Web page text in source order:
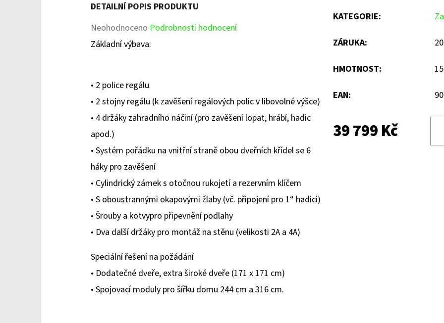
DETAILNÍ POPIS PRODUKTU
Průměrné
hodnocení
hvězdiček.
Neohodnoceno Podrobnosti hodnocení
Základní výbava:
• 2 police regálu
• 2 stojny regálu (k zavěšení regálových polic v libovolné výšce)
• 4 držáky zahradního náčiní (pro zavěšení lopat, hrábí, hadic
apod.)
• Systém pořádku na vnitřní straně obou dveřních křídel se 6
háky pro zavěšení
• Cylindrický zámek s otočnou rukojetí a rezervním klíčem
• S oboustrannými okapovými žlaby (vč. připojení pro 1“ hadici)
• Šrouby a kotvypro připevnění podlahy
• Dva další držáky pro montáž na stěnu (velikosti 2A a 4A)
Speciální řešení na požádání
• Dodatečné dveře, extra široké dveře (171 x 171 cm)
• Spojovací moduly pro šířku domu 244 cm a 316 cm.
KATEGORIE:
ZÁRUKA:
HMOTNOST:
EAN:
39 799 Kč